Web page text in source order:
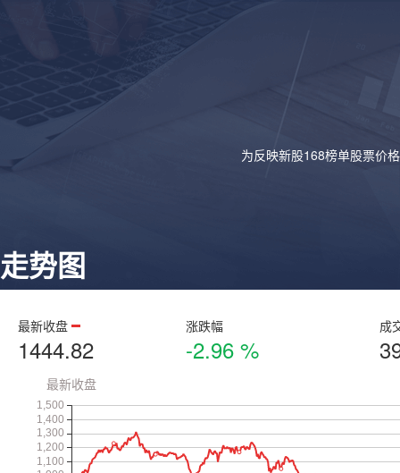
为反映新股168榜单股票价
走势图
最新收盘
1444.82
涨跌幅
-2.96 %
成